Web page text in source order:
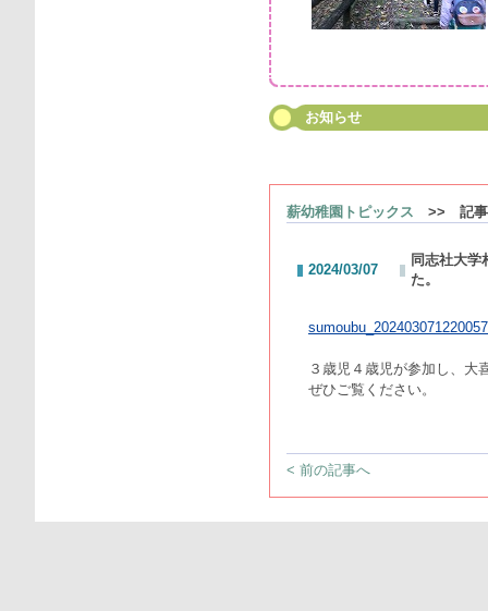
お知らせ
薪幼稚園トピックス >> 記事
2024/03/07
同志社大学
た。
３歳児４歳児が参加し、大
ぜひご覧ください。
< 前の記事へ